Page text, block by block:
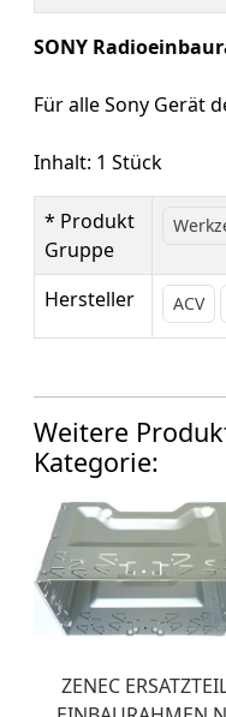
SONY
Für alle Sony Gerät
Inhalt: 1 Stück
* Produkt
Gruppe
Hersteller ACV
Weitere
Kategorie:
ZENEC